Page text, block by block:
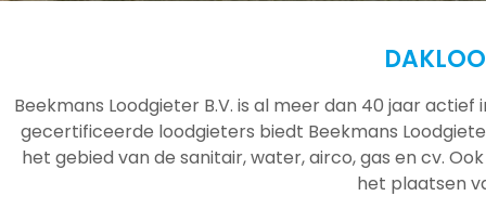
Beekmans Loodgieter B.V. is al meer dan 40 jaar
gecertificeerde loodgieters biedt Beekmans
het gebied van de sanitair, water, airco, gas en cv.
het plaatsen